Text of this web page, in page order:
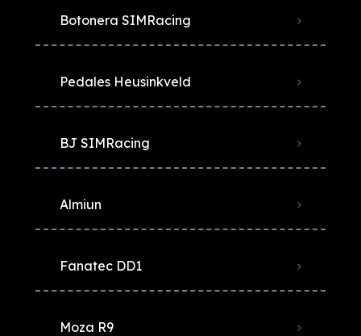
Botonera SIMRacing
Pedales Heusinkveld
BJ SIMRacing
Almiun
Fanatec DD1
Moza R9